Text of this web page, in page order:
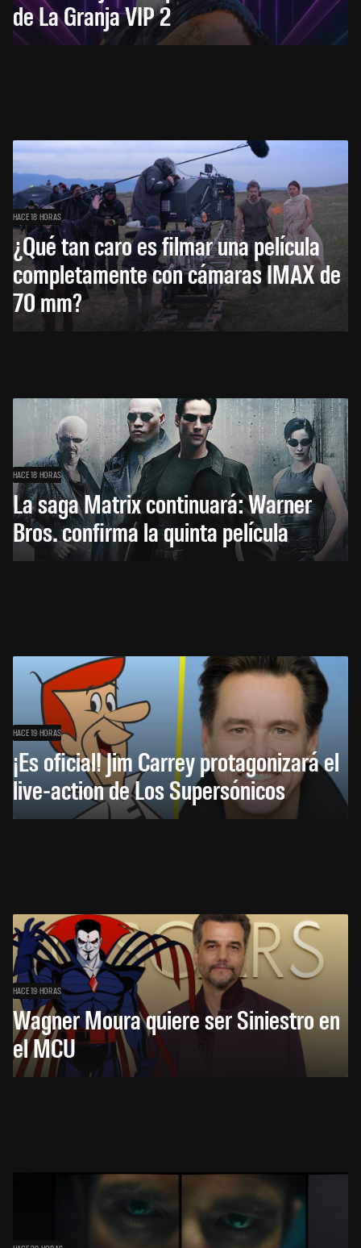
de La Granja VIP 2
HACE 18 HORAS
¿Qué tan caro es filmar una película
completamente con cámaras IMAX de
70 mm?
HACE 18 HORAS
La saga Matrix continuará: Warner
Bros. confirma la quinta película
HACE 19 HORAS
¡Es oficial! Jim Carrey protagonizará el
live-action de Los Supersónicos
HACE 19 HORAS
Wagner Moura quiere ser Siniestro en
el MCU